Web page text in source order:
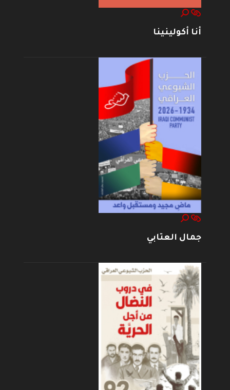
أنا أكولينينا
جمال العتابي